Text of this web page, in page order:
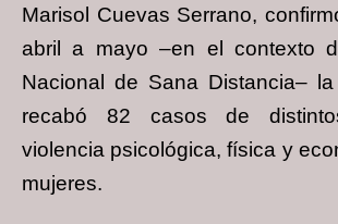
Marisol Cuevas Serrano,
abril a mayo –en el contexto
Nacional de Sana Distancia–
recabó 82 casos de
violencia psicológica, física y
mujeres.